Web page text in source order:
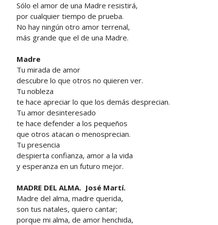
Sólo el amor de una Madre resistirá,
por cualquier tiempo de prueba.
No hay ningún otro amor terrenal,
más grande que el de una Madre.
Madre
Tu mirada de amor
descubre lo que otros no quieren ver.
Tu nobleza
te hace apreciar lo que los demás desprecian.
Tu amor desinteresado
te hace defender a los pequeños
que otros atacan o menosprecian.
Tu presencia
despierta confianza, amor a la vida
y esperanza en un futuro mejor.
MADRE DEL ALMA. José Martí.
Madre del alma, madre querida,
son tus natales, quiero cantar;
porque mi alma, de amor henchida,